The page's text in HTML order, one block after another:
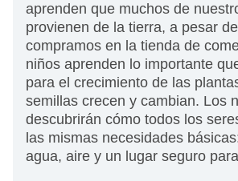
aprenden que muchos de
provienen de la tierra, a pesar
compramos en la tienda de
niños aprenden lo importante
para el crecimiento de las
semillas crecen y cambian. Los
descubrirán cómo todos los
las mismas necesidades
agua, aire y un lugar seguro